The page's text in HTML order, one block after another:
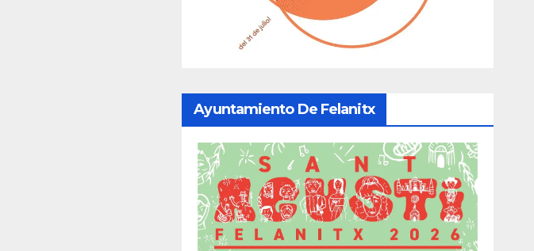
Ayuntamiento De Felanitx